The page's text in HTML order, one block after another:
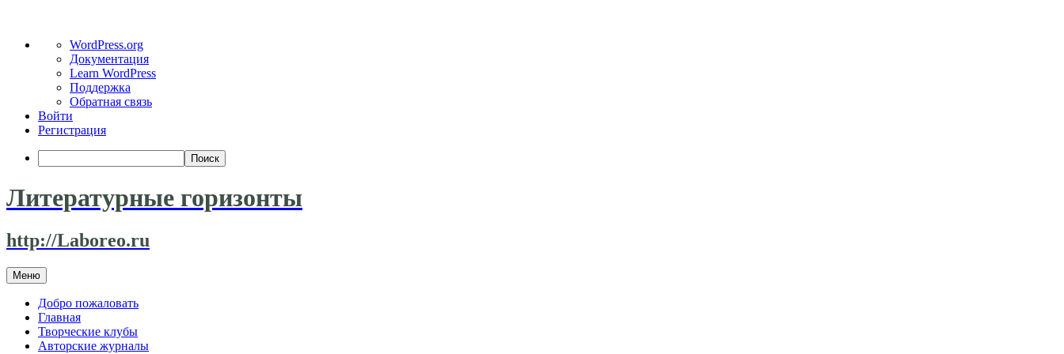
WordPress
WordPress.org
Документация
Learn WordPress
Поддержка
Обратная связь
Войти
Регистрация
Поиск
Литературные горизонты
http://Laboreo.ru
Меню Перейти
к
содержимому
Добро пожаловать
Главная
Творческие клубы
Авторские журналы